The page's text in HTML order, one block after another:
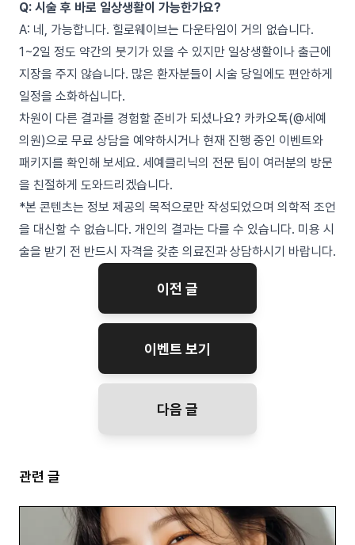
Q: 시술 후 바로 일상생활이 가능한가요?
A: 네, 가능합니다. 힐로웨이브는 다운타임이 거의 없습니다.
1~2일 정도 약간의 붓기가 있을 수 있지만 일상생활이나 출근에
지장을 주지 않습니다. 많은 환자분들이 시술 당일에도 편안하게
일정을 소화하십니다.
차원이 다른 결과를 경험할 준비가 되셨나요? 카카오톡(@세예
의원)으로 무료 상담을 예약하시거나 현재 진행 중인 이벤트와
패키지를 확인해 보세요. 세예클리닉의 전문 팀이 여러분의 방문
을 친절하게 도와드리겠습니다.
*본 콘텐츠는 정보 제공의 목적으로만 작성되었으며 의학적 조언
을 대신할 수 없습니다. 개인의 결과는 다를 수 있습니다. 미용 시
술을 받기 전 반드시 자격을 갖춘 의료진과 상담하시기 바랍니다.
이전 글
이벤트 보기
다음 글
관련 글